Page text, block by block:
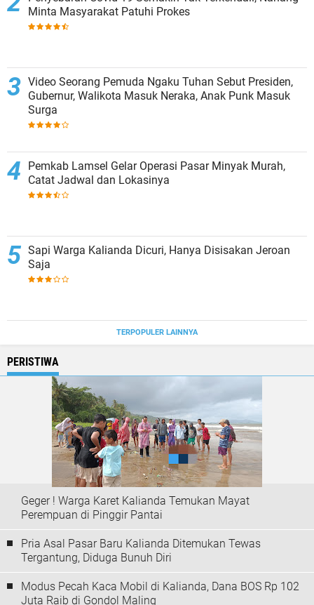
Minta Masyarakat Patuhi Prokes
Video Seorang Pemuda Ngaku Tuhan Sebut Presiden,
Gubernur, Walikota Masuk Neraka, Anak Punk Masuk
Surga
Pemkab Lamsel Gelar Operasi Pasar Minyak Murah,
Catat Jadwal dan Lokasinya
Sapi Warga Kalianda Dicuri, Hanya Disisakan Jeroan
Saja
TERPOPULER LAINNYA
PERISTIWA
Geger ! Warga Karet Kalianda Temukan Mayat
Perempuan di Pinggir Pantai
Pria Asal Pasar Baru Kalianda Ditemukan Tewas
Tergantung, Diduga Bunuh Diri
Modus Pecah Kaca Mobil di Kalianda, Dana BOS Rp 102
Juta Raib di Gondol Maling